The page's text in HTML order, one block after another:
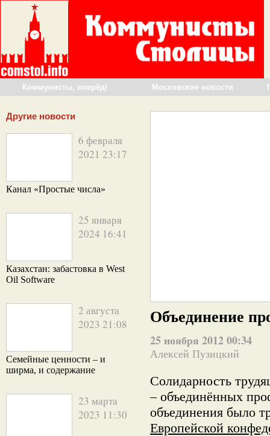
Коммунисты, вперёд! Московские новости
Другие новости
6 февраля
2021 23:17
Канал «Простые числа»
25 января
2024 16:41
Казахстан: забастовка в West
Oil Software
2 августа
2023 21:08
Семейные ценности – и
ширма, и содержание
23 марта
2023 11:30
Объединение
25 ноября 2012 00:34
Алексей Пузицкий
Солидарность
– объединённых
объединения было
Европейской